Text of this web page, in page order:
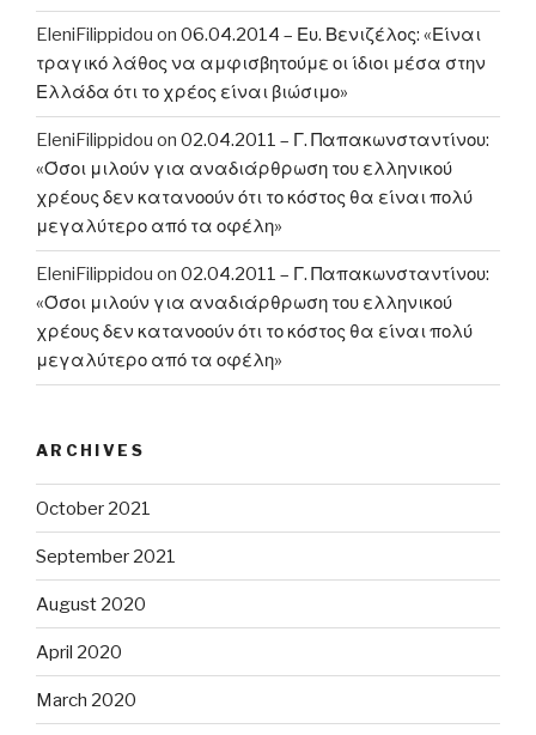
EleniFilippidou on 06.04.2014 – Ευ. Βενιζέλος: «Είναι
τραγικό λάθος να αμφισβητούμε οι ίδιοι μέσα στην
Ελλάδα ότι το χρέος είναι βιώσιμο»
EleniFilippidou on 02.04.2011 – Γ. Παπακωνσταντίνου:
«Όσοι μιλούν για αναδιάρθρωση του ελληνικού
χρέους δεν κατανοούν ότι το κόστος θα είναι πολύ
μεγαλύτερο από τα οφέλη»
EleniFilippidou on 02.04.2011 – Γ. Παπακωνσταντίνου:
«Όσοι μιλούν για αναδιάρθρωση του ελληνικού
χρέους δεν κατανοούν ότι το κόστος θα είναι πολύ
μεγαλύτερο από τα οφέλη»
ARCHIVES
October 2021
September 2021
August 2020
April 2020
March 2020